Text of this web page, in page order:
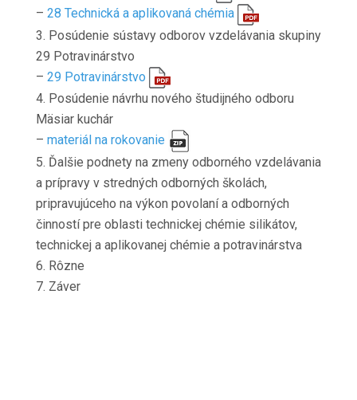
– 28 Technická a aplikovaná chémia
3. Posúdenie sústavy odborov vzdelávania skupiny
29 Potravinárstvo
– 29 Potravinárstvo
4. Posúdenie návrhu nového študijného odboru
Mäsiar kuchár
– materiál na rokovanie
5. Ďalšie podnety na zmeny odborného vzdelávania
a prípravy v stredných odborných školách,
pripravujúceho na výkon povolaní a odborných
činností pre oblasti technickej chémie silikátov,
technickej a aplikovanej chémie a potravinárstva
6. Rôzne
7. Záver